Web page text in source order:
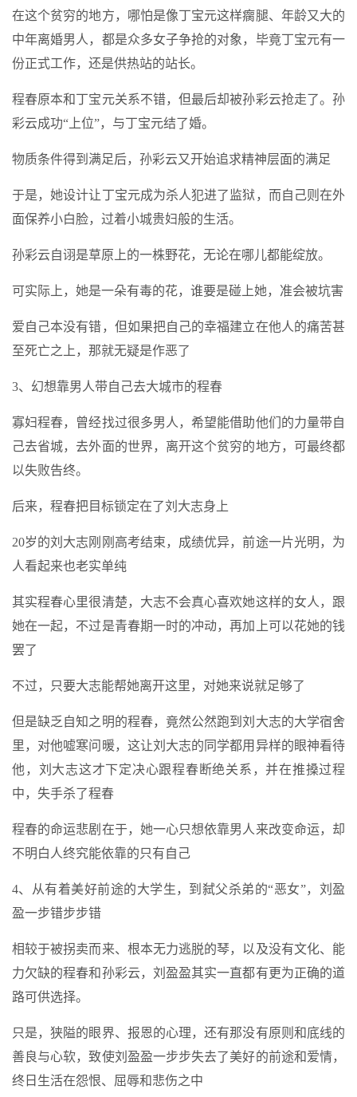
在这个贫穷的地方，哪怕是像丁宝元这样瘸腿、年龄又大的
中年离婚男人，都是众多女子争抢的对象，毕竟丁宝元有一
份正式工作，还是供热站的站长。
程春原本和丁宝元关系不错，但最后却被孙彩云抢走了。孙
彩云成功“上位”，与丁宝元结了婚。
物质条件得到满足后，孙彩云又开始追求精神层面的满足
于是，她设计让丁宝元成为杀人犯进了监狱，而自己则在外
面保养小白脸，过着小城贵妇般的生活。
孙彩云自诩是草原上的一株野花，无论在哪儿都能绽放。
可实际上，她是一朵有毒的花，谁要是碰上她，准会被坑害
爱自己本没有错，但如果把自己的幸福建立在他人的痛苦甚
至死亡之上，那就无疑是作恶了
3、幻想靠男人带自己去大城市的程春
寡妇程春，曾经找过很多男人，希望能借助他们的力量带自
己去省城，去外面的世界，离开这个贫穷的地方，可最终都
以失败告终。
后来，程春把目标锁定在了刘大志身上
20岁的刘大志刚刚高考结束，成绩优异，前途一片光明，为
人看起来也老实单纯
其实程春心里很清楚，大志不会真心喜欢她这样的女人，跟
她在一起，不过是青春期一时的冲动，再加上可以花她的钱
罢了
不过，只要大志能帮她离开这里，对她来说就足够了
但是缺乏自知之明的程春，竟然公然跑到刘大志的大学宿舍
里，对他嘘寒问暖，这让刘大志的同学都用异样的眼神看待
他，刘大志这才下定决心跟程春断绝关系，并在推搡过程
中，失手杀了程春
程春的命运悲剧在于，她一心只想依靠男人来改变命运，却
不明白人终究能依靠的只有自己
4、从有着美好前途的大学生，到弑父杀弟的“恶女”，刘盈
盈一步错步步错
相较于被拐卖而来、根本无力逃脱的琴，以及没有文化、能
力欠缺的程春和孙彩云，刘盈盈其实一直都有更为正确的道
路可供选择。
只是，狭隘的眼界、报恩的心理，还有那没有原则和底线的
善良与心软，致使刘盈盈一步步失去了美好的前途和爱情，
终日生活在怨恨、屈辱和悲伤之中